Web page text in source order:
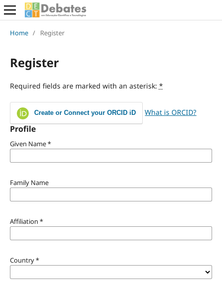
Home / Register
Register
Required fields are marked with an asterisk: *
Create or Connect your ORCID iD What is ORCID?
Profile
Given Name*
Family Name
Affiliation *
Country*